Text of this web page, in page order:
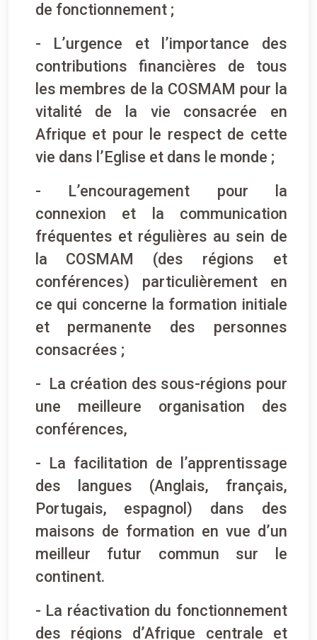
de fonctionnement ;
- L’urgence et l’importance des
contributions financières de tous
les membres de la COSMAM pour la
vitalité de la vie consacrée en
Afrique et pour le respect de cette
vie dans l’Eglise et dans le monde ;
- L’encouragement pour la
connexion et la communication
fréquentes et régulières au sein de
la COSMAM (des régions et
conférences) particulièrement en
ce qui concerne la formation initiale
et permanente des personnes
consacrées ;
- La création des sous-régions pour
une meilleure organisation des
conférences,
- La facilitation de l’apprentissage
des langues (Anglais, français,
Portugais, espagnol) dans des
maisons de formation en vue d’un
meilleur futur commun sur le
continent.
- La réactivation du fonctionnement
des régions d’Afrique centrale et